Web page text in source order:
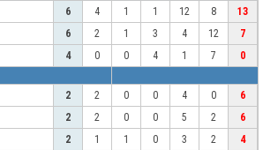
6 4 1 1 12 8
13
6 2 1 3 4 12
7
4 0 0 4 1 7
0
2 2 0 0 4 0
6
2 2 0 0 5 2
6
2 1 1 0 3 2
4